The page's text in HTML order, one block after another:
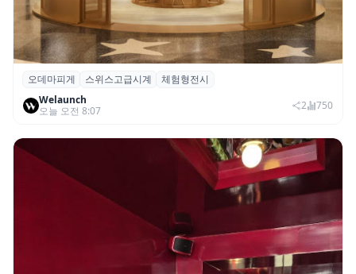
오데마 피게, 부산 신세계 센텀시티서 체험
형 전시 ‘시간을 빚다’ 개최
오데마피게 스위스고급시계
체험형전시
Welaunch
오늘 오전 8:07
2 750